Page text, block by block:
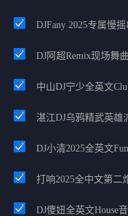
DJFany 2025专属慢
中山DJ宁少全英文
DJ小清2025全英文
DJ傻妞全英文House